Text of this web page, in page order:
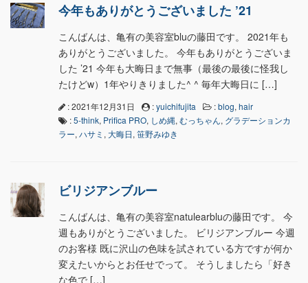
今年もありがとうございました ’21
こんばんは、亀有の美容室bluの藤田です。 2021年も
ありがとうございました。 今年もありがとうございま
した ’21 今年も大晦日まで無事（最後の最後に怪我し
たけどw）1年やりきりました^ ^ 毎年大晦日に […]
: 2021年12月31日 :yuichifujita :blog, hair
:5-think, Prifica PRO, しめ縄, むっちゃん, グラデーションカ
ラー, ハサミ , 大晦日, 笹野みゆき
ビリジアンブルー
こんばんは、亀有の美容室natulearbluの藤田です。 今
週もありがとうございました。 ビリジアンブルー 今週
のお客様 既に沢山の色味を試されている方ですが何か
変えたいからとお任せでって。 そうしましたら「好き
な色で […]